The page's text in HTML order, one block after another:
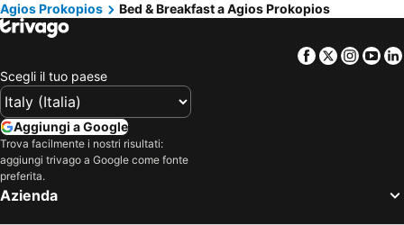
Iraklia Isola, bed and breakfast (B and B)
Agios Prokopios
Bed & Breakfast a Agios Prokopios
Facebook
Twitter
Scegli il tuo paese
Aggiungi a Google
Trova facilmente i nostri risultati:
aggiungi trivago a Google come fonte
preferita.
Azienda